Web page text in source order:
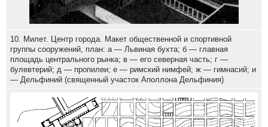
10. Милет. Центр города. Макет общественной и спортивной
группы сооружений, план: а — Львиная бухта; б — главная
площадь центрального рынка; в — его северная часть; г —
булевтерий; д — пропилеи; е — римский нимфей; ж — гимнасий; и
— Дельфиний (священный участок Аполлона Дельфиния)